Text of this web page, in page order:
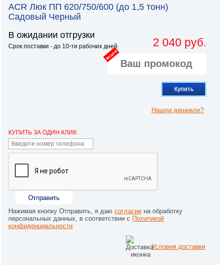
ACR Люк ПП 620/750/600 (до 1,5 тонн)
Садовый Черный
В ожидании отгрузки
Срок поставки - до 10-ти рабочих дней. 2 040 руб.
акция
Купить
Нашли дешевле?
КУПИТЬ ЗА ОДИН КЛИК:
Отправить
Нажимая кнопку Отправить, я даюсогласие на обработку
персональных данных, в соответствии с Политикой
конфиденциальности
Условия доставки